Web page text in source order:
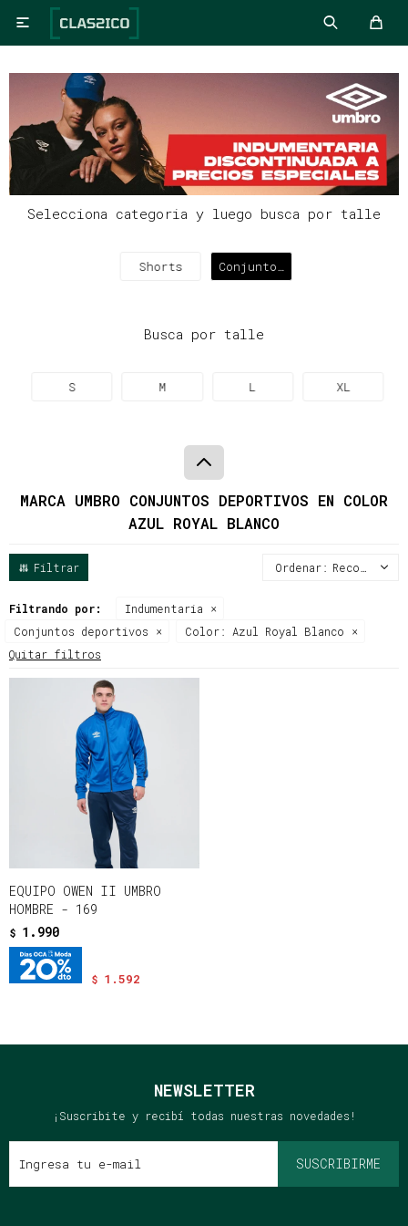

Selecciona categoria y luego busca por talle
Shorts
Conjuntos
Busca por talle
S M L XL
MARCA UMBRO CONJUNTOS DEPORTIVOS EN COLOR
AZUL ROYAL BLANCO
Recomendados
Filtrando por:
Indumentaria
Conjuntos deportivos
Color:
Azul Royal Blanco
Quitar filtros
EQUIPO OWEN II UMBRO
HOMBRE - 169
$ 1.990
$ 1.592
NEWSLETTER
¡Suscribite y recibí todas nuestras novedades!
SUSCRIBIRME